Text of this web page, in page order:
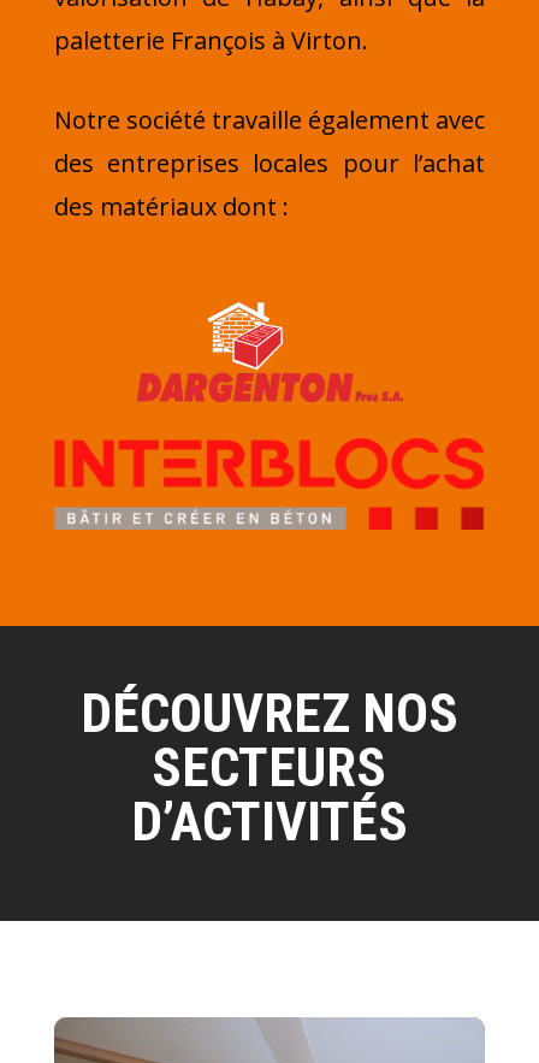
paletterie François à Virton.
Notre société travaille également avec
des entreprises locales pour l’achat
des matériaux dont :
DÉCOUVREZ NOS
SECTEURS
D’ACTIVITÉS